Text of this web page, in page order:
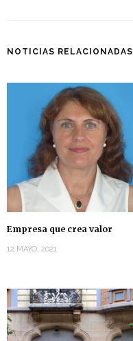
NOTICIAS RELACIONADAS
Empresa que crea valor
12 MAYO, 2021